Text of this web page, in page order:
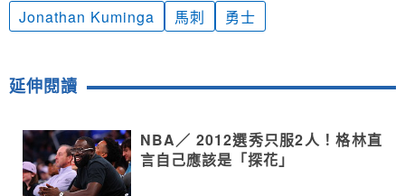
Jonathan Kuminga 馬刺 勇士
延伸閱讀
NBA／ 2012選秀只服2人！格林直
言自己應該是「探花」